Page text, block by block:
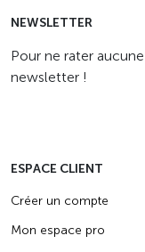
NEWSLETTER
Pour ne rater
newsletter !
ESPACE CLIENT
Créer un compte
Mon espace pro